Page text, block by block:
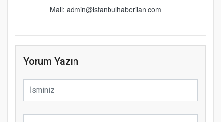
Mail: admin@istanbulhaberilan.com
Yorum Yazın